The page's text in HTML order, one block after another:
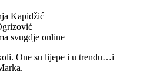
Kapidžić
svugdje online
One su lijepe i u trendu…i